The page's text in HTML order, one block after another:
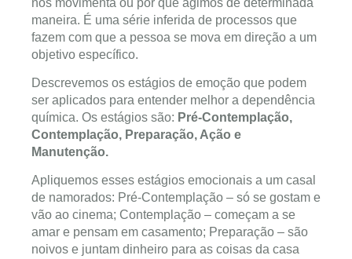
maneira. É uma série inferida de processos que
fazem com que a pessoa se mova em direção a um
objetivo específico.
Descrevemos os estágios de emoção que podem
ser aplicados para entender melhor a dependência
química. Os estágios são: Pré-Contemplação,
Contemplação, Preparação, Ação e
Manutenção.
Apliquemos esses estágios emocionais a um casal
de namorados: Pré-Contemplação – só se gostam e
vão ao cinema; Contemplação – começam a se
amar e pensam em casamento; Preparação – são
noivos e juntam dinheiro para as coisas da casa